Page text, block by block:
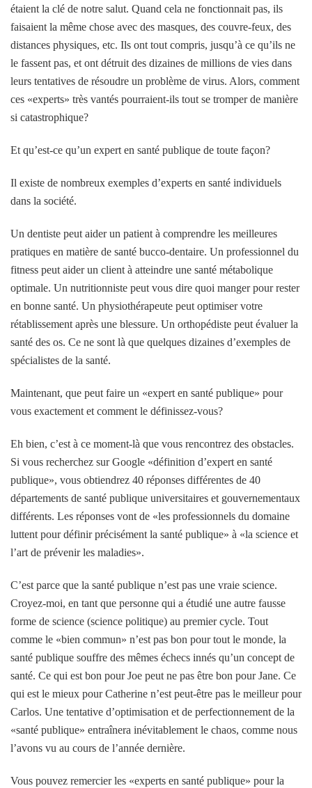
étaient la clé de notre salut. Quand cela ne fonctionnait pas, ils
faisaient la même chose avec des masques, des couvre-feux, des
distances physiques, etc. Ils ont tout compris, jusqu’à ce qu’ils ne
le fassent pas, et ont détruit des dizaines de millions de vies dans
leurs tentatives de résoudre un problème de virus. Alors, comment
ces «experts» très vantés pourraient-ils tout se tromper de manière
si catastrophique?
Et qu’est-ce qu’un expert en santé publique de toute façon?
Il existe de nombreux exemples d’experts en santé individuels
dans la société.
Un dentiste peut aider un patient à comprendre les meilleures
pratiques en matière de santé bucco-dentaire. Un professionnel du
fitness peut aider un client à atteindre une santé métabolique
optimale. Un nutritionniste peut vous dire quoi manger pour rester
en bonne santé. Un physiothérapeute peut optimiser votre
rétablissement après une blessure. Un orthopédiste peut évaluer la
santé des os. Ce ne sont là que quelques dizaines d’exemples de
spécialistes de la santé.
Maintenant, que peut faire un «expert en santé publique» pour
vous exactement et comment le définissez-vous?
Eh bien, c’est à ce moment-là que vous rencontrez des obstacles.
Si vous recherchez sur Google «définition d’expert en santé
publique», vous obtiendrez 40 réponses différentes de 40
départements de santé publique universitaires et gouvernementaux
différents. Les réponses vont de «les professionnels du domaine
luttent pour définir précisément la santé publique» à «la science et
l’art de prévenir les maladies».
C’est parce que la santé publique n’est pas une vraie science.
Croyez-moi, en tant que personne qui a étudié une autre fausse
forme de science (science politique) au premier cycle. Tout
comme le «bien commun» n’est pas bon pour tout le monde, la
santé publique souffre des mêmes échecs innés qu’un concept de
santé. Ce qui est bon pour Joe peut ne pas être bon pour Jane. Ce
qui est le mieux pour Catherine n’est peut-être pas le meilleur pour
Carlos. Une tentative d’optimisation et de perfectionnement de la
«santé publique» entraînera inévitablement le chaos, comme nous
l’avons vu au cours de l’année dernière.
Vous pouvez remercier les «experts en santé publique» pour la